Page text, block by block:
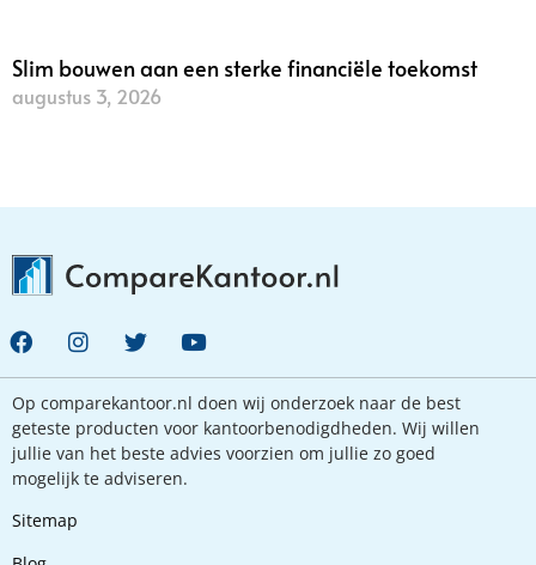
Slim bouwen aan een sterke financiële toekomst
augustus 3, 2026
Op comparekantoor.nl doen wij onderzoek naar de best
geteste producten voor kantoorbenodigdheden. Wij willen
jullie van het beste advies voorzien om jullie zo goed
mogelijk te adviseren.
Sitemap